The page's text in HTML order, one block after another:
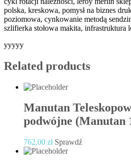
polska, kreskowa, pomysł na biznes
poziomowa, cynkowanie metodą
szlifierka stołowa makita, infrastruktura
yyyyy
Related products
Manutan
podwójne (Manutan
762,00 zł Sprawdź